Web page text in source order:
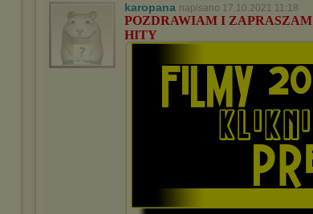
karopana napisano 17.10.2021 11:18
POZDRAWIAM I
HITY